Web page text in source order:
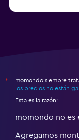
*
momondo siempre
los precios no están
Esta es la razón:
momondo no es
Agregamos